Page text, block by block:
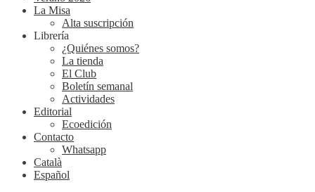
La Misa
Alta suscripción
Librería
¿Quiénes somos?
La tienda
El Club
Boletín semanal
Actividades
Editorial
Ecoedición
Contacto
Whatsapp
Català
Español